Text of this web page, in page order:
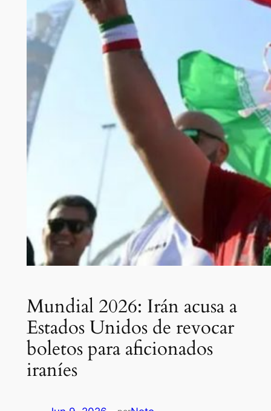
Mundial 2026: Irán acusa a
Estados Unidos de revocar
boletos para aficionados
iraníes